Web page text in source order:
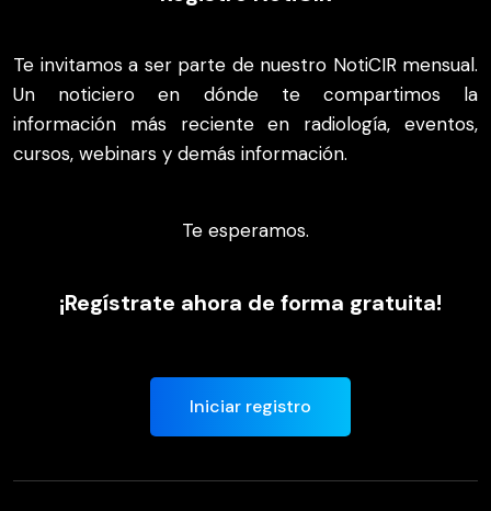
Te invitamos a ser parte de nuestro NotiCIR mensual.
Un noticiero en dónde te compartimos la
información más reciente en radiología, eventos,
cursos, webinars y demás información.
Te esperamos.
¡Regístrate ahora de forma gratuita!
Iniciar registro